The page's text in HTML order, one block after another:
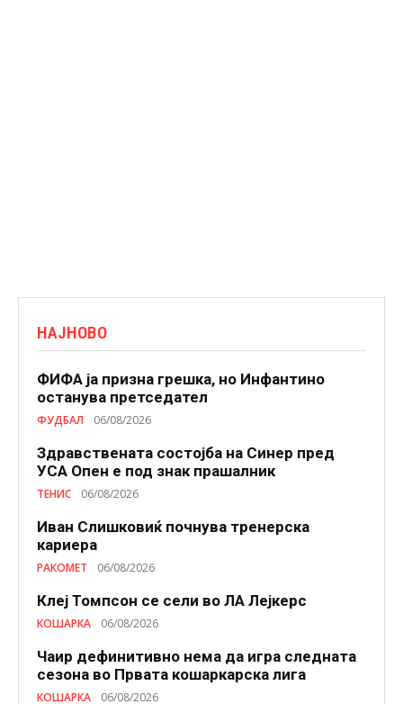
НАЈНОВО
ФИФА ја призна грешка, но Инфантино
останува претседател
ФУДБАЛ 06/08/2026
Здравствената состојба на Синер пред
УСА Опен е под знак прашалник
ТЕНИС 06/08/2026
Иван Слишковиќ почнува тренерска
кариера
РАКОМЕТ 06/08/2026
Клеј Томпсон се сели во ЛА Лејкерс
КОШАРКА 06/08/2026
Чаир дефинитивно нема да игра следната
сезона во Првата кошаркарска лига
КОШАРКА 06/08/2026